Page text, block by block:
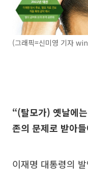
(그래픽=신미영 기자
“(탈모가) 옛날에
존의 문제로 받아
이재명 대통령의